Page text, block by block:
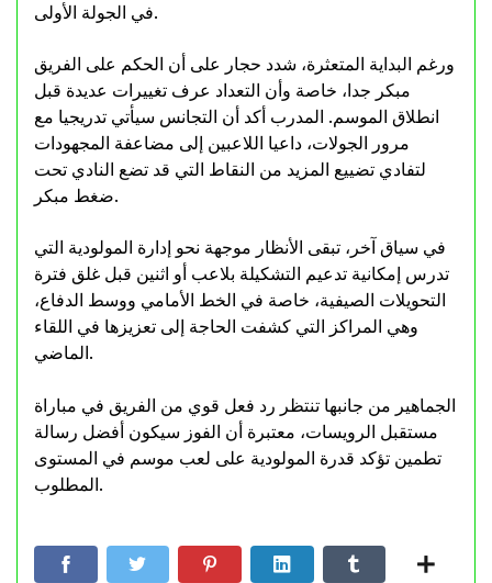
في الجولة الأولى.
ورغم البداية المتعثرة، شدد حجار على أن الحكم على الفريق
مبكر جدا، خاصة وأن التعداد عرف تغييرات عديدة قبل
انطلاق الموسم. المدرب أكد أن التجانس سيأتي تدريجيا مع
مرور الجولات، داعيا اللاعبين إلى مضاعفة المجهودات
لتفادي تضييع المزيد من النقاط التي قد تضع النادي تحت
ضغط مبكر.
في سياق آخر، تبقى الأنظار موجهة نحو إدارة المولودية التي
تدرس إمكانية تدعيم التشكيلة بلاعب أو اثنين قبل غلق فترة
التحويلات الصيفية، خاصة في الخط الأمامي ووسط الدفاع،
وهي المراكز التي كشفت الحاجة إلى تعزيزها في اللقاء
الماضي.
الجماهير من جانبها تنتظر رد فعل قوي من الفريق في مباراة
مستقبل الرويسات، معتبرة أن الفوز سيكون أفضل رسالة
تطمين تؤكد قدرة المولودية على لعب موسم في المستوى
المطلوب.